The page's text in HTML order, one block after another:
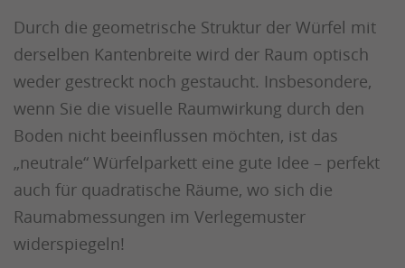
Durch die geometrische Struktur der Würfel mit
derselben Kantenbreite wird der Raum optisch
weder gestreckt noch gestaucht. Insbesondere,
wenn Sie die visuelle Raumwirkung durch den
Boden nicht beeinflussen möchten, ist das
„neutrale“ Würfelparkett eine gute Idee – perfekt
auch für quadratische Räume, wo sich die
Raumabmessungen im Verlegemuster
widerspiegeln!